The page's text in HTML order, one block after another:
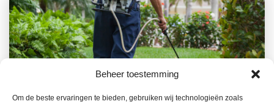
Beheer toestemming
Om de beste ervaringen te bieden, gebruiken wij technologieën zoals
22 JUIN 2026 TECHNIQUE